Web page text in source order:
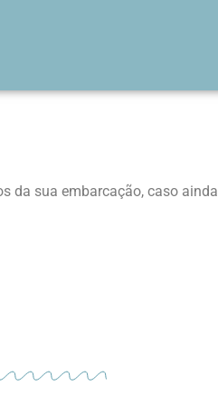
da sua embarcação, caso